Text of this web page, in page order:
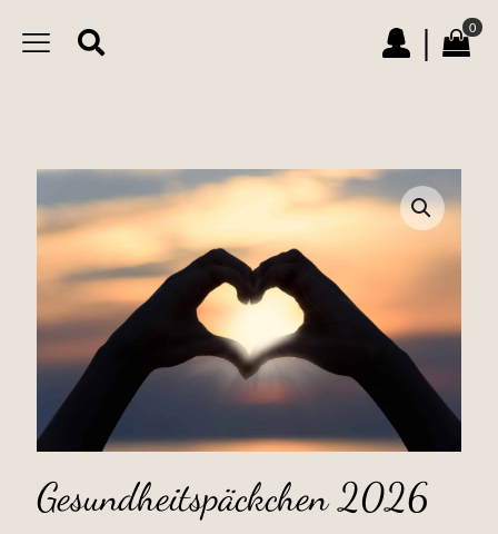
| 0
Gesundheitspäckchen 2026